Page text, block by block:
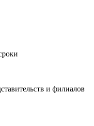
и филиалов